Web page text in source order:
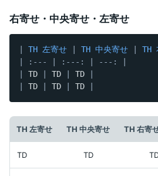
右寄せ・中央寄せ・左寄せ
TH 左寄せ TH 中央寄せ TH
:--- :---: ---:
TD TD TD
TD TD TD
TH 左寄せ TH 中央寄せ TH 右寄
TD TD